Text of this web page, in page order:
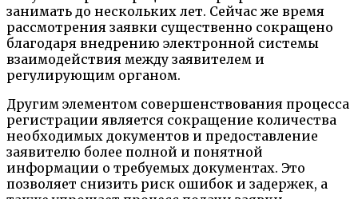
занимать до нескольких лет. Сейчас же время
рассмотрения заявки существенно сокращено
благодаря внедрению электронной системы
взаимодействия между заявителем и
регулирующим органом.
Другим элементом совершенствования процесса
регистрации является сокращение количества
необходимых документов и предоставление
заявителю более полной и понятной
информации о требуемых документах. Это
позволяет снизить риск ошибок и задержек, а